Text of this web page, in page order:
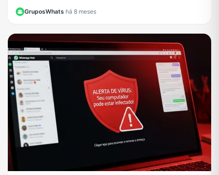
GruposWhats·há 8 meses